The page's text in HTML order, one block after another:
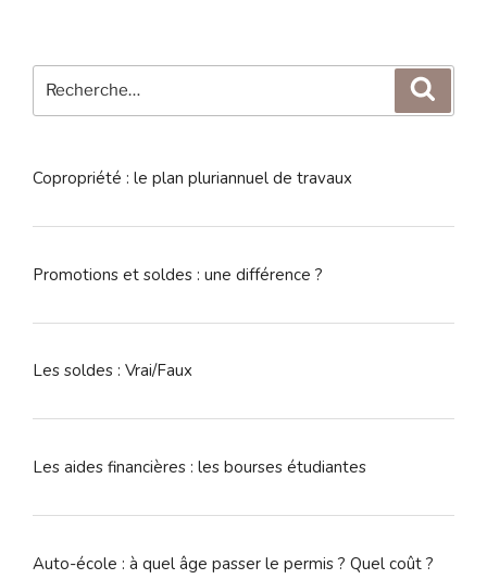
pour
Copropriété : le plan pluriannuel de travaux
Promotions et soldes : une différence ?
Les soldes : Vrai/Faux
Les aides financières : les bourses étudiantes
Auto-école : à quel âge passer le permis ? Quel coût ?